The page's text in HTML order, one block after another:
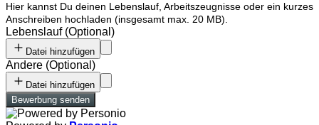
Hier kannst Du deinen Lebenslauf, Arbeitszeugnisse oder ein kurzes
Anschreiben hochladen (insgesamt max. 20 MB).
Lebenslauf (Optional )
Datei hinzufügen
Andere (Optional )
Datei hinzufügen
Bewerbung senden